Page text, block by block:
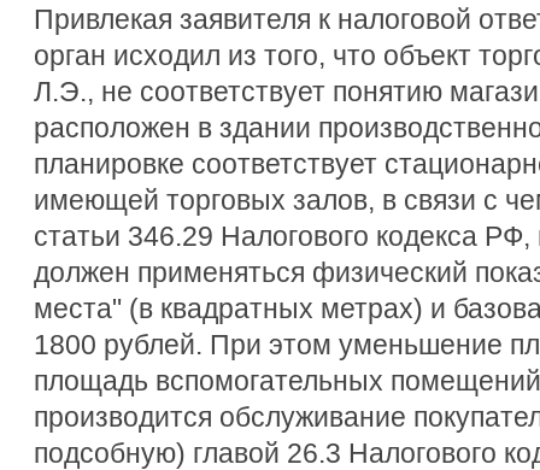
Привлекая заявителя к налоговой
орган исходил из того, что объект
Л.Э., не соответствует понятию
расположен в здании
планировке соответствует
имеющей торговых залов, в связи с
статьи 346.29 Налогового кодекса
должен применяться физический
места" (в квадратных метрах) и
1800 рублей. При этом уменьшение
площадь вспомогательных
производится обслуживание
подсобную) главой 26.3 Налогового